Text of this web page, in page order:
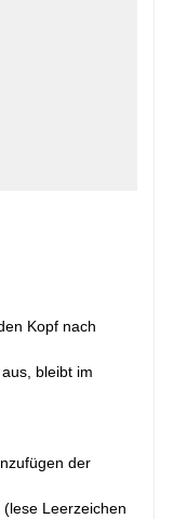
Kopf nach
bleibt im
der
Leerzeichen